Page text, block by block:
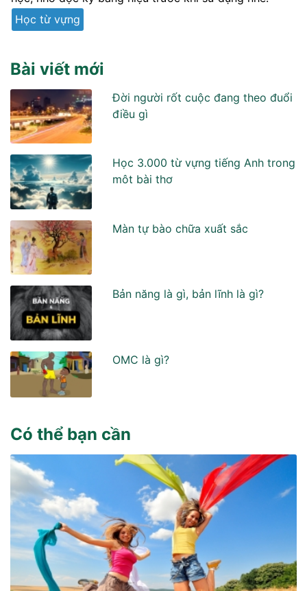
Học từ vựng
Bài viết mới
Đời người rốt cuộc đang theo đuổi
điều gì
Học 3.000 từ vựng tiếng Anh trong
môt bài thơ
Màn tự bào chữa xuất sắc
Bản năng là gì, bản lĩnh là gì?
OMC là gì?
Có thể bạn cần